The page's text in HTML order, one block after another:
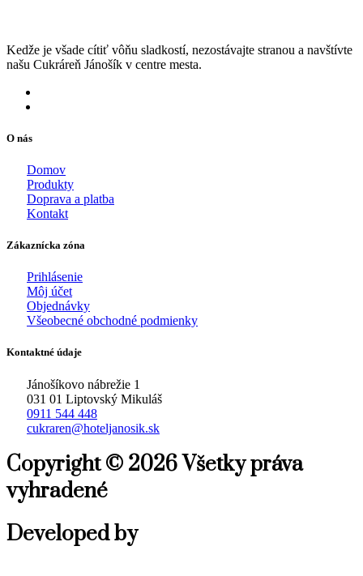
Kedže je všade cítiť vôňu sladkostí, nezostávajte stranou a navštívte
našu Cukráreň Jánošík v centre mesta.
O nás
Domov
Produkty
Doprava a platba
Kontakt
Zákaznícka zóna
Prihlásenie
Môj účet
Objednávky
Všeobecné obchodné podmienky
Kontaktné údaje
Jánošíkovo nábrežie 1
031 01 Liptovský Mikuláš
0911 544 448
cukraren@hoteljanosik.sk
Copyright © 2026 Všetky práva
vyhradené
Developed by